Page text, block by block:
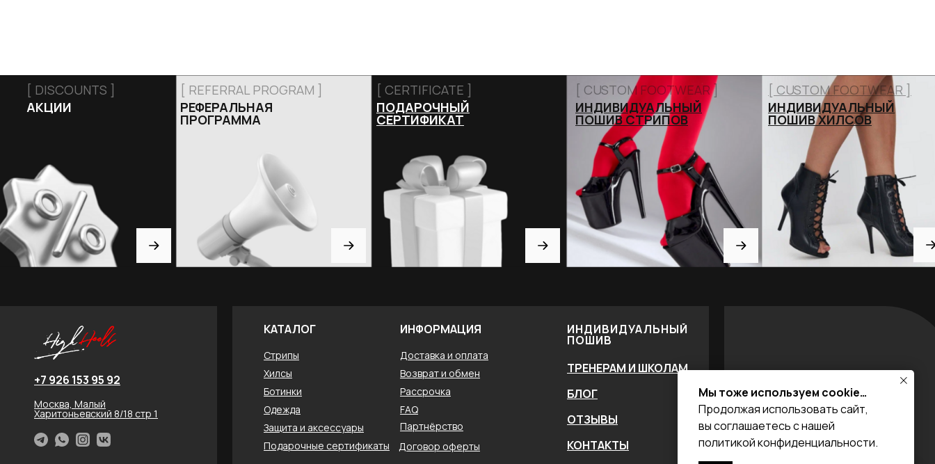
Мы тоже используем cookie…
Продолжая использовать сайт,
вы соглашаетесь с нашей
политикой конфиденциальности.
+7 926 153 95 92
Москва, Малый
Харитоньевский 8/18 стр 1
[ REFERRAL PROGRAM ]
РЕФЕРАЛЬНАЯ
ПРОГРАММА
[ CERTIFICATE ]
ПОДАРОЧНЫЙ
СЕРТИФИКАТ
[ CUSTOM FOOTWEAR ]
ИНДИВИДУАЛЬНЫЙ
ПОШИВ ХИЛСОВ
[ DISCOUNTS ]
АКЦИИ
[ CUSTOM FOOTWEAR ]
ИНДИВИДУАЛЬНЫЙ
ПОШИВ СТРИПОВ
КАТАЛОГ ИНФОРМАЦИЯ
ТРЕНЕРАМ И ШКОЛАМ
БЛОГ
ОТЗЫВЫ
КОНТАКТЫ
Стрипы
Хилсы
Ботинки
Одежда
Защита и аксессуары
Подарочные сертификаты
Доставка и оплата
Возврат и обмен
Рассрочка
FAQ
Партнёрство
Договор оферты
ИНДИВИДУАЛЬНЫЙ
ПОШИВ